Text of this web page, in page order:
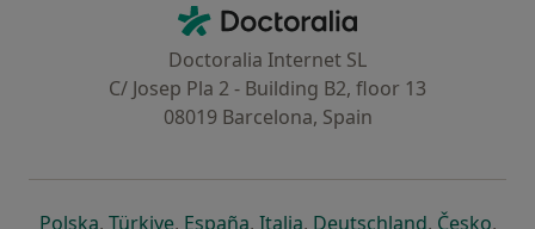
Doctoralia - Página de inicio
Doctoralia Internet SL
C/ Josep Pla 2 - Building B2, floor 13
08019 Barcelona, Spain
Polskase abre en una nueva pestaña
, Türkiyese abre en una nueva pestaña
, Españase abre en una nueva pestaña
, Italiase abre en una nueva
, Deutschlandse abre en
, Českose
,